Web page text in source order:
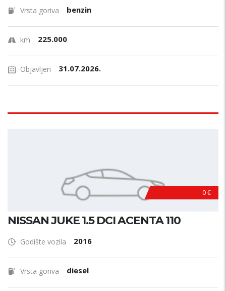
Vrsta goriva benzin
km 225.000
Objavljen 31.07.2026.
0 €
NISSAN JUKE 1.5 DCI ACENTA 110
Godište vozila 2016
Vrsta goriva diesel